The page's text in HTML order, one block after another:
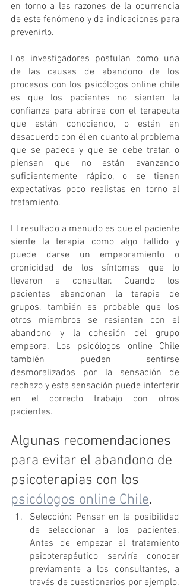
en torno a las razones de la ocurrencia
de este fenómeno y da indicaciones para
prevenirlo.
Los investigadores postulan como una
de las causas de abandono de los
procesos con los psicólogos online chile
es que los pacientes no sienten la
confianza para abrirse con el terapeuta
que están conociendo, o están en
desacuerdo con él en cuanto al problema
que se padece y que se debe tratar, o
piensan que no están avanzando
suficientemente rápido, o se tienen
expectativas poco realistas en torno al
tratamiento.
El resultado a menudo es que el paciente
siente la terapia como algo fallido y
puede darse un empeoramiento o
cronicidad de los síntomas que lo
llevaron a consultar. Cuando los
pacientes abandonan la terapia de
grupos, también es probable que los
otros miembros se resientan con el
abandono y la cohesión del grupo
empeora. Los psicólogos online Chile
también pueden sentirse
desmoralizados por la sensación de
rechazo y esta sensación puede interferir
en el correcto trabajo con otros
pacientes.
Algunas recomendaciones
para evitar el abandono de
psicoterapias con los
psicólogos online Chile.
Selección: Pensar en la posibilidad
de seleccionar a los pacientes.
Antes de empezar el tratamiento
psicoterapéutico serviría conocer
previamente a los consultantes, a
través de cuestionarios por ejemplo.